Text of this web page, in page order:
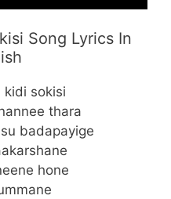
Song Lyrics In
kidi sokisi
thara
badapayige
hone